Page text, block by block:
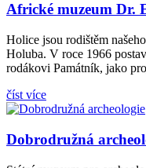
Africké muzeum Dr.
Holice jsou rodištěm
Holuba. V roce 1966
rodákovi Památník, jako
číst více
Dobrodružná